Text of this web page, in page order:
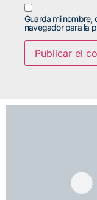
Guarda mi nombre,
navegador para la